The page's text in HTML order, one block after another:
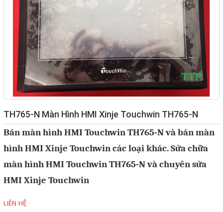
TH765-N Màn Hình HMI Xinje Touchwin TH765-N
Bán màn hình HMI Touchwin TH765-N và bán màn
hình HMI Xinje Touchwin các loại khác. Sửa chữa
màn hình HMI Touchwin TH765-N và chuyên sửa
HMI Xinje Touchwin
LIÊN HỆ
Giải pháp quản lý bằng mã
vạch
Bảng LED điện tử
Bảng điện tử năng suất
Bảng Led hiển thị nhiệt độ
Máy dò kim loại
Màn hình cảm ứng HMI
Máy tính công nghiệp